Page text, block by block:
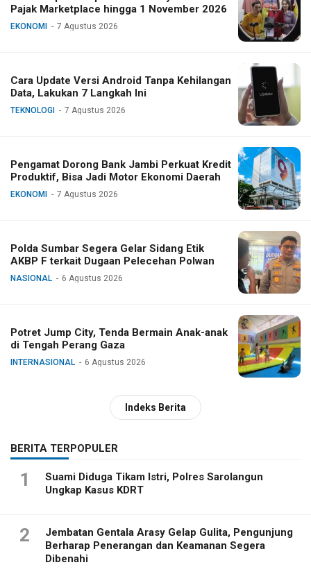
Pajak Marketplace hingga 1 November 2026
EKONOMI 7 Agustus 2026
Cara Update Versi Android Tanpa Kehilangan
Data, Lakukan 7 Langkah Ini
TEKNOLOGI 7 Agustus 2026
Pengamat Dorong Bank Jambi Perkuat Kredit
Produktif, Bisa Jadi Motor Ekonomi Daerah
EKONOMI 7 Agustus 2026
Polda Sumbar Segera Gelar Sidang Etik
AKBP F terkait Dugaan Pelecehan Polwan
NASIONAL 6 Agustus 2026
Potret Jump City, Tenda Bermain Anak-anak
di Tengah Perang Gaza
INTERNASIONAL 6 Agustus 2026
Indeks Berita
BERITA TERPOPULER
1
Suami Diduga Tikam Istri, Polres Sarolangun
Ungkap Kasus KDRT
2
Jembatan Gentala Arasy Gelap Gulita, Pengunjung
Berharap Penerangan dan Keamanan Segera
Dibenahi